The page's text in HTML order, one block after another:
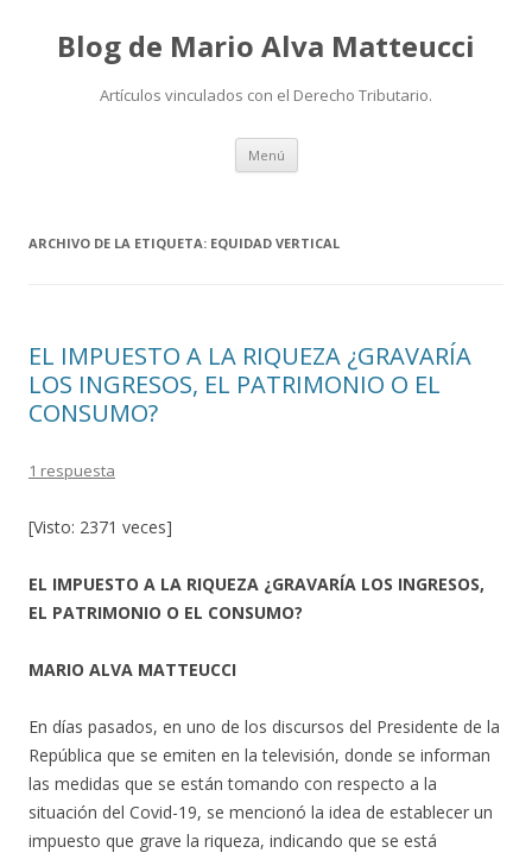
Blog de Mario Alva Matteucci
Artículos vinculados con el Derecho Tributario.
Menú Ir
contenido
ARCHIVO DE LA ETIQUETA: EQUIDAD VERTICAL
EL IMPUESTO A LA RIQUEZA ¿GRAVARÍA
LOS INGRESOS, EL PATRIMONIO O EL
CONSUMO?
1 respuesta
[Visto: 2371 veces]
EL IMPUESTO A LA RIQUEZA ¿GRAVARÍA LOS INGRESOS,
EL PATRIMONIO O EL CONSUMO?
MARIO ALVA MATTEUCCI
En días pasados, en uno de los discursos del Presidente de la
República que se emiten en la televisión, donde se informan
las medidas que se están tomando con respecto a la
situación del Covid-19, se mencionó la idea de establecer un
impuesto que grave la riqueza, indicando que se está